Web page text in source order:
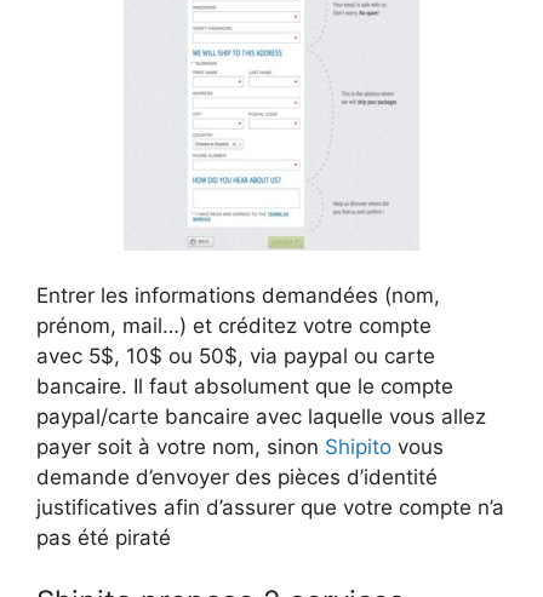
Entrer les informations demandées (nom,
prénom, mail…) et créditez votre compte
avec 5$, 10$ ou 50$, via paypal ou carte
bancaire. Il faut absolument que le compte
paypal/carte bancaire avec laquelle vous allez
payer soit à votre nom, sinon Shipito vous
demande d’envoyer des pièces d’identité
justificatives afin d’assurer que votre compte n’a
pas été piraté